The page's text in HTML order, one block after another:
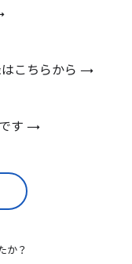
はこちらから →
です →
か？